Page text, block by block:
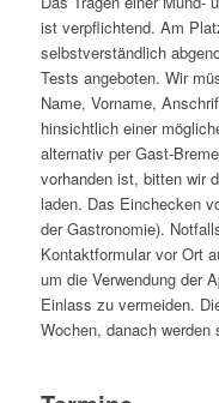
ist verpflichtend. Am
selbstverständlich
Tests angeboten. Wir
Name, Vorname,
hinsichtlich einer
alternativ per Gast-
vorhanden ist, bitten wir
laden. Das Einchecken
der Gastronomie).
Kontaktformular vor Ort
um die Verwendung der
Einlass zu vermeiden.
Wochen, danach werden